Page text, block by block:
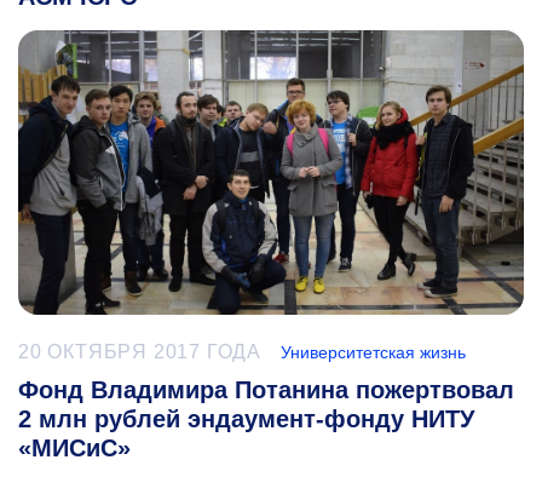
20 ОКТЯБРЯ 2017 ГОДА Университетская жизнь
Фонд Владимира Потанина пожертвовал
2 млн рублей эндаумент-фонду НИТУ
«МИСиС»